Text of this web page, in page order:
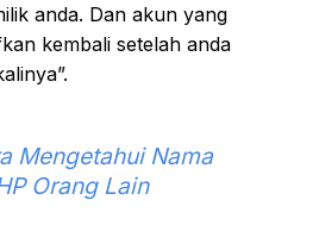
anda. Dan akun yang
kembali setelah anda
Mengetahui Nama
Orang Lain